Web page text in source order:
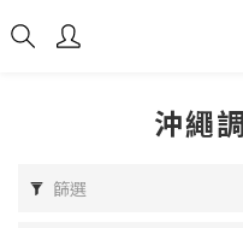
沖繩
篩選